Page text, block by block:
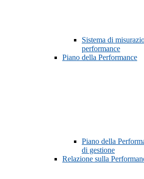
Sistema di
performance
Piano della Performance
Piano della
di gestione
Relazione sulla